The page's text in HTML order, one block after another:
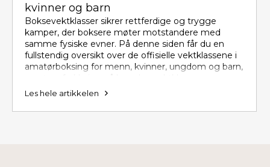
kvinner og barn
Boksevektklasser sikrer rettferdige og trygge
kamper, der boksere møter motstandere med
samme fysiske evner. På denne siden får du en
fullstendig oversikt over de offisielle vektklassene i
amatørboksing for menn, kvinner, ungdom og barn,
samt en forklaring på hvordan vektklassene
fungerer.
Les hele artikkelen